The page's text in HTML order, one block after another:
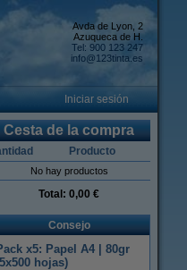
Avda de Lyon, 2
Azuqueca de H.
Tel: 900 123 247
info@123tinta.es
Iniciar sesión
Cesta de la compra
Producto
No hay productos
Total: 0,00 €
Consejo
x5: Papel A4 | 80gr
hojas)